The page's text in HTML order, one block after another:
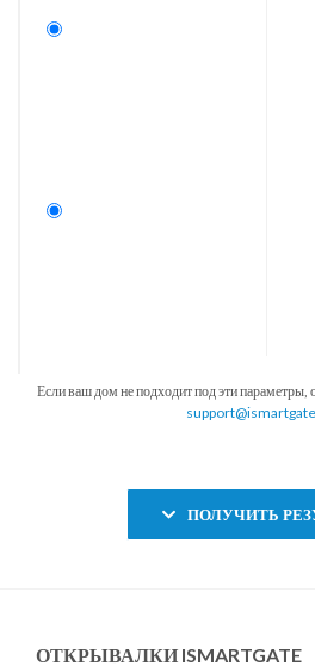
Если ваш дом не подходит под эти параметры,
ПОЛУЧИТЬ
ОТКРЫВАЛКИ ISMARTGATE